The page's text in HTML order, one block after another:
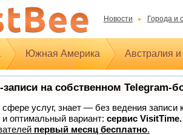
Новости Города и
Южная Америка Австралия
на собственном Telegram-
сфере услуг, знает — без ведения
оптимальный вариант: сервис VisitTime.
первый месяц бесплатно.